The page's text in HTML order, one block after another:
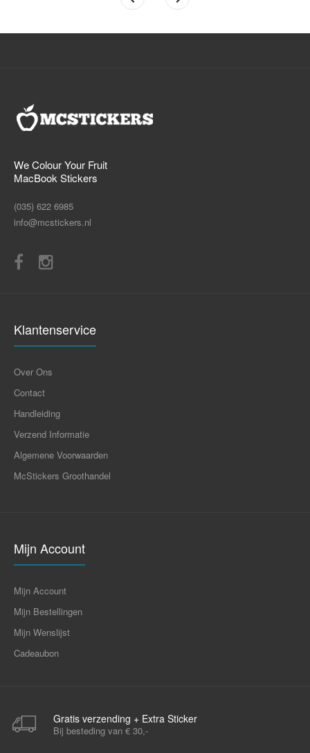
We Colour Your Fruit
MacBook Stickers
(035) 622 6985
info@mcstickers.nl
Klantenservice
Over Ons
Contact
Handleiding
Verzend Informatie
Algemene Voorwaarden
McStickers Groothandel
Mijn Account
Mijn Account
Mijn Bestellingen
Mijn Wenslijst
Cadeaubon
Gratis verzending + Extra Sticker
Bij besteding van € 30,-